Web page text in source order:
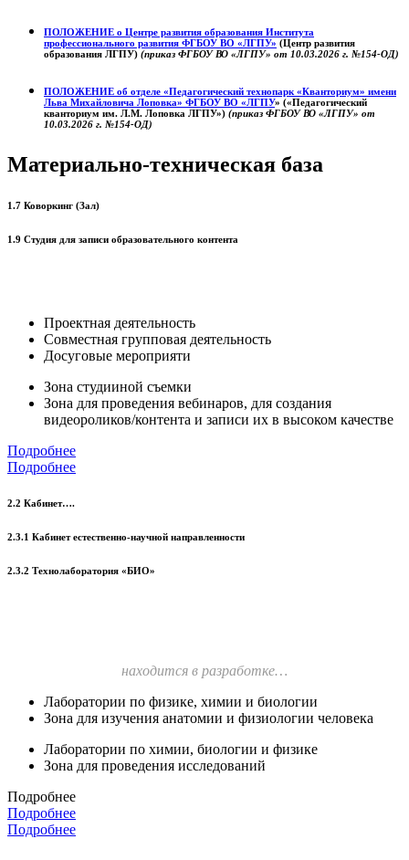
ПОЛОЖЕНИЕ о Центре развития образования Института
профессионального развития ФГБОУ ВО «ЛГПУ» (Центр развития
образования ЛГПУ) (приказ ФГБОУ ВО «ЛГПУ» от 10.03.2026 г. №154-ОД)
ПОЛОЖЕНИЕ об отделе «Педагогический технопарк «Кванториум» имени
Льва Михайловича Лоповка» ФГБОУ ВО «ЛГПУ» («Педагогический
кванториум им. Л.М. Лоповка ЛГПУ») (приказ ФГБОУ ВО «ЛГПУ» от
10.03.2026 г. №154-ОД)
Материально-техническая база
1.7 Коворкинг (Зал)
1.9 Студия для записи образовательного контента
Проектная деятельность
Совместная групповая деятельность
Досуговые мероприяти
Зона студииной съемки
Зона для проведения вебинаров, для создания
видеороликов/контента и записи их в высоком качестве
Подробнее
Подробнее
2.2 Кабинет….
2.3.1 Кабинет естественно-научной направленности
2.3.2 Технолаборатория «БИО»
находится в разработке…
Лаборатории по физике, химии и биологии
Зона для изучения анатомии и физиологии человека
Лаборатории по химии, биологии и физике
Зона для проведения исследований
Подробнее
Подробнее
Подробнее